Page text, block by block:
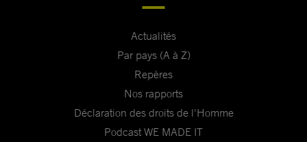
Actualités
Par pays (A à Z)
Repères
Nos rapports
Déclaration des droits de l'Homme
Podcast WE MADE IT